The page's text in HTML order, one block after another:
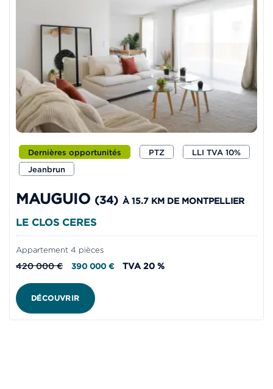
Dernières opportunités PTZ
LLI TVA 10%
Jeanbrun
MAUGUIO (34) À 15.7 KM DE MONTPELLIER
LE CLOS CERES
Appartement 4 pièces
420 000 € 390 000 € TVA 20 %
DÉCOUVRIR